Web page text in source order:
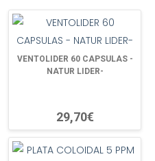
VENTOLIDER 60 CAPSULAS -
NATUR LIDER-
29,70€